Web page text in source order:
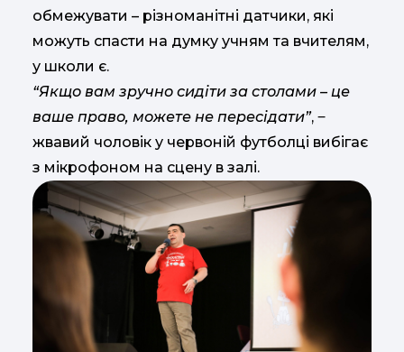
обмежувати – різноманітні датчики, які
можуть спасти на думку учням та вчителям,
у школи є.
“Якщо вам зручно сидіти за столами – це
ваше право, можете не пересідати”, ‒
жвавий чоловік у червоній футболці вибігає
з мікрофоном на сцену в залі.